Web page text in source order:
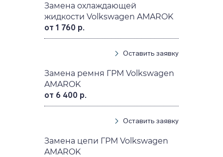
Замена охлаждающей
жидкости Volkswagen AMAROK
от 1 760 р.
Оставить заявку
Замена ремня ГРМ Volkswagen
AMAROK
от 6 400 р.
Оставить заявку
Замена цепи ГРМ Volkswagen
AMAROK